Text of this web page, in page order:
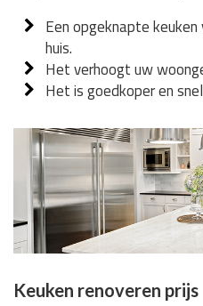
Een opgeknapte
huis.
Het verhoogt uw
Het is goedkoper en
Keuken renoveren prijs